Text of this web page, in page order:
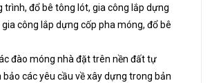
trình, đổ bê tông lót, gia công lắp dựng
công lắp dựng cốp pha móng, đổ bê
đào móng nhà đặt trên nền đất tự
các yêu cầu về xây dựng trong bản